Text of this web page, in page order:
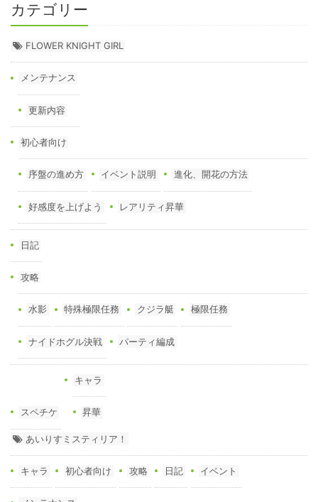
カテゴリー
FLOWER KNIGHT GIRL
メンテナンス
更新内容
初心者向け
序盤の進め方 イベント説明 進化、開花の方法
好感度を上げよう レアリティ昇華
日記
攻略
水影 特殊極限任務 クジラ艇 極限任務
ナイドホグル決戦 パーティ編成
スペチケ
キャラ
昇華
あいりすミスティリア！
キャラ 初心者向け 攻略 日記 イベント